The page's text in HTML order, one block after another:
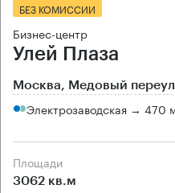
БЕЗ КОМИССИИ
Бизнес-центр
Улей Плаза
Москва, Медовый
Электрозаводская → 470
Площади
3062 кв.м